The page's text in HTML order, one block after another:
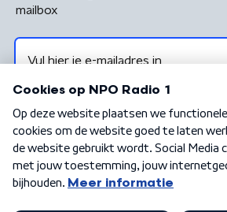
mailbox
Algemene voorwaarden